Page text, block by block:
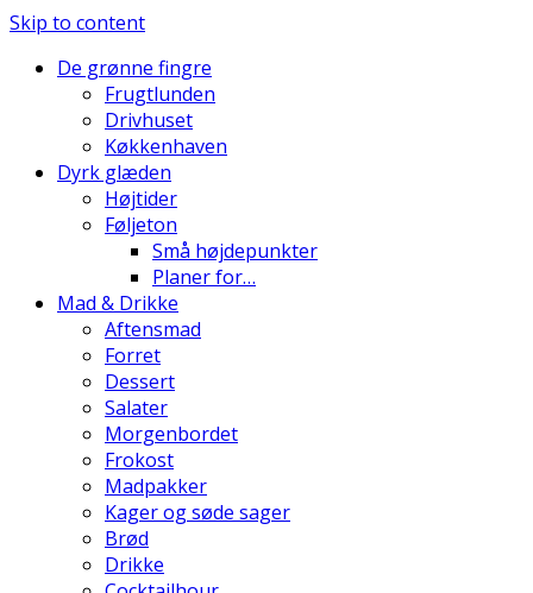
Skip to content
De grønne fingre
Frugtlunden
Drivhuset
Køkkenhaven
Dyrk glæden
Højtider
Føljeton
Små højdepunkter
Planer for…
Mad & Drikke
Aftensmad
Forret
Dessert
Salater
Morgenbordet
Frokost
Madpakker
Kager og søde sager
Brød
Drikke